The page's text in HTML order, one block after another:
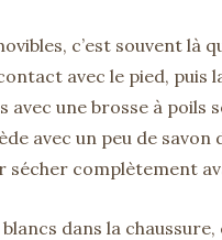
c’est souvent
avec le pied, puis
avec une brosse à poils
avec un peu de
sécher complètement
dans la